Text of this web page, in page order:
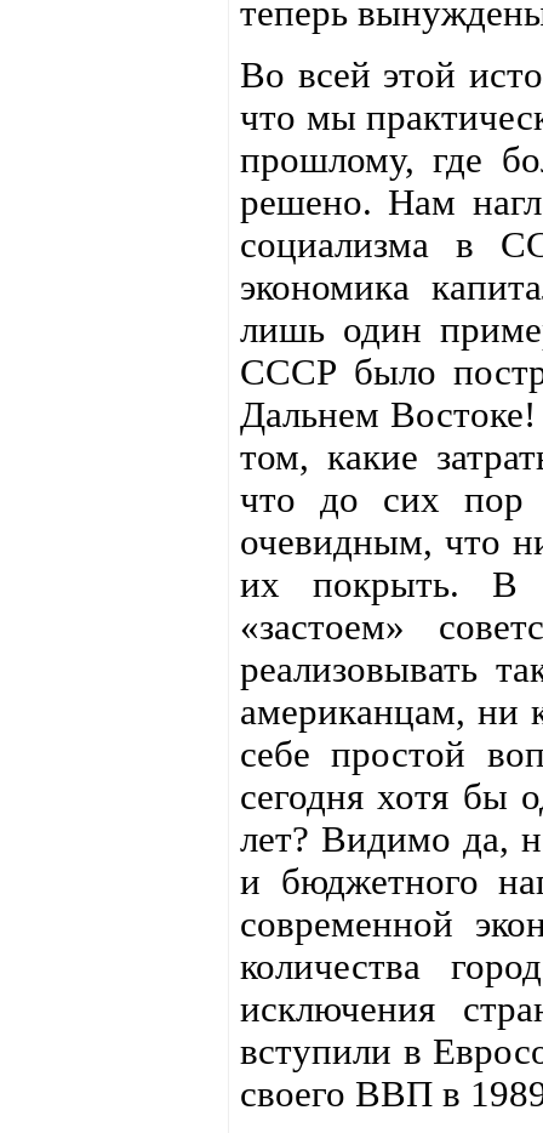
теперь
Во всей этой
что мы
прошлому, где
решено. Нам
социализма в
экономика
лишь один
СССР было
Дальнем
том, какие
что до сих пор
очевидным, что
их покрыть. В
«застоем»
реализовывать
американцам, ни
себе простой
сегодня хотя бы
лет? Видимо да,
и бюджетного
современной
количества
исключения
вступили в
своего ВВП в